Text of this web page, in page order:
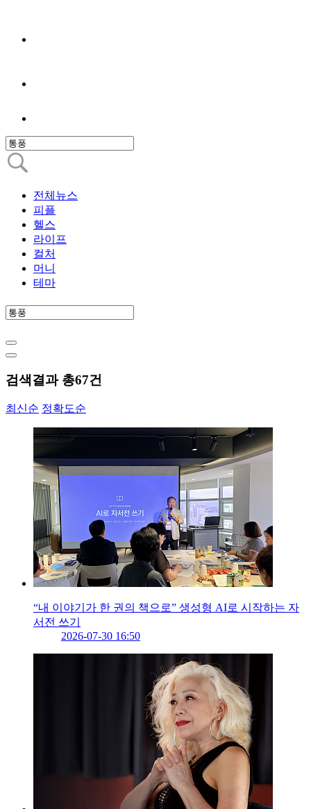
전체뉴스
피플
헬스
라이프
컬처
머니
테마
검색결과 총67건
최신순 정확도순
“내 이야기가 한 권의 책으로” 생성형 AI로 시작하는 자
서전 쓰기
2026-07-30 16:50